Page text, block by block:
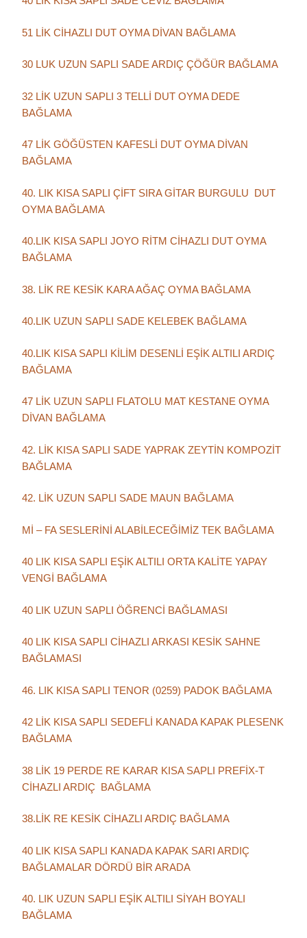
51 LİK CİHAZLI DUT OYMA DİVAN BAĞLAMA
30 LUK UZUN SAPLI SADE ARDIÇ ÇÖĞÜR BAĞLAMA
32 LİK UZUN SAPLI 3 TELLİ DUT OYMA DEDE
BAĞLAMA
47 LİK GÖĞÜSTEN KAFESLİ DUT OYMA DİVAN
BAĞLAMA
40. LIK KISA SAPLI ÇİFT SIRA GİTAR BURGULU DUT
OYMA BAĞLAMA
40.LIK KISA SAPLI JOYO RİTM CİHAZLI DUT OYMA
BAĞLAMA
38. LİK RE KESİK KARA AĞAÇ OYMA BAĞLAMA
40.LIK UZUN SAPLI SADE KELEBEK BAĞLAMA
40.LIK KISA SAPLI KİLİM DESENLİ EŞİK ALTILI ARDIÇ
BAĞLAMA
47 LİK UZUN SAPLI FLATOLU MAT KESTANE OYMA
DİVAN BAĞLAMA
42. LİK KISA SAPLI SADE YAPRAK ZEYTİN KOMPOZİT
BAĞLAMA
42. LİK UZUN SAPLI SADE MAUN BAĞLAMA
Mİ – FA SESLERİNİ ALABİLECEĞİMİZ TEK BAĞLAMA
40 LIK KISA SAPLI EŞİK ALTILI ORTA KALİTE YAPAY
VENGİ BAĞLAMA
40 LIK UZUN SAPLI ÖĞRENCİ BAĞLAMASI
40 LIK KISA SAPLI CİHAZLI ARKASI KESİK SAHNE
BAĞLAMASI
46. LIK KISA SAPLI TENOR (0259) PADOK BAĞLAMA
42 LİK KISA SAPLI SEDEFLİ KANADA KAPAK PLESENK
BAĞLAMA
38 LİK 19 PERDE RE KARAR KISA SAPLI PREFİX-T
CİHAZLI ARDIÇ BAĞLAMA
38.LİK RE KESİK CİHAZLI ARDIÇ BAĞLAMA
40 LIK KISA SAPLI KANADA KAPAK SARI ARDIÇ
BAĞLAMALAR DÖRDÜ BİR ARADA
40. LIK UZUN SAPLI EŞİK ALTILI SİYAH BOYALI
BAĞLAMA